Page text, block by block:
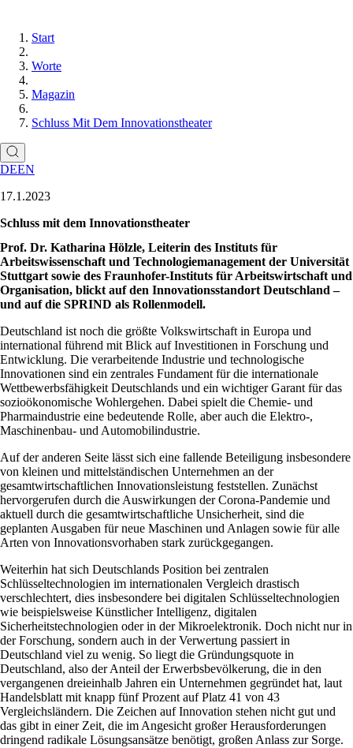
Start
Worte
Magazin
Schluss Mit Dem Innovationstheater
DEEN
17.1.2023
Schluss mit dem Innovationstheater
Prof. Dr. Katharina Hölzle, Leiterin des Instituts für
Arbeitswissenschaft und Technologiemanagement der Universität
Stuttgart sowie des Fraunhofer-Instituts für Arbeitswirtschaft und
Organisation, blickt auf den Innovationsstandort Deutschland –
und auf die SPRIND als Rollenmodell.
Deutschland ist noch die größte Volkswirtschaft in Europa und
international führend mit Blick auf Investitionen in Forschung und
Entwicklung. Die verarbeitende Industrie und technologische
Innovationen sind ein zentrales Fundament für die internationale
Wettbewerbsfähigkeit Deutschlands und ein wichtiger Garant für das
sozioökonomische Wohlergehen. Dabei spielt die Chemie- und
Pharmaindustrie eine bedeutende Rolle, aber auch die Elektro-,
Maschinenbau- und Automobilindustrie.
Auf der anderen Seite lässt sich eine fallende Beteiligung insbesondere
von kleinen und mittelständischen Unternehmen an der
gesamtwirtschaftlichen Innovationsleistung feststellen. Zunächst
hervorgerufen durch die Auswirkungen der Corona-Pandemie und
aktuell durch die gesamtwirtschaftliche Unsicherheit, sind die
geplanten Ausgaben für neue Maschinen und Anlagen sowie für alle
Arten von Innovationsvorhaben stark zurückgegangen.
Weiterhin hat sich Deutschlands Position bei zentralen
Schlüsseltechnologien im internationalen Vergleich drastisch
verschlechtert, dies insbesondere bei digitalen Schlüsseltechnologien
wie beispielsweise Künstlicher Intelligenz, digitalen
Sicherheitstechnologien oder in der Mikroelektronik. Doch nicht nur in
der Forschung, sondern auch in der Verwertung passiert in
Deutschland viel zu wenig. So liegt die Gründungsquote in
Deutschland, also der Anteil der Erwerbsbevölkerung, die in den
vergangenen dreieinhalb Jahren ein Unternehmen gegründet hat, laut
Handelsblatt mit knapp fünf Prozent auf Platz 41 von 43
Vergleichsländern. Die Zeichen auf Innovation stehen nicht gut und
das gibt in einer Zeit, die im Angesicht großer Herausforderungen
dringend radikale Lösungsansätze benötigt, großen Anlass zur Sorge.